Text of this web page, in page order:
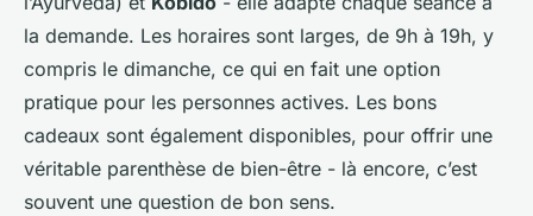
la demande. Les horaires sont larges, de 9h à 19h, y
compris le dimanche, ce qui en fait une option
pratique pour les personnes actives. Les bons
cadeaux sont également disponibles, pour offrir une
véritable parenthèse de bien-être - là encore, c’est
souvent une question de bon sens.